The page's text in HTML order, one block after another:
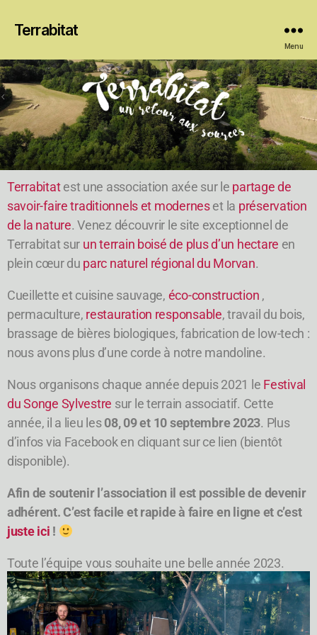
Terrabitat
Menu
Terrabitatest une association axée sur le partage de
savoir-faire traditionnels et moderneset la préservation
de la nature. Venez découvrir le site exceptionnel de
Terrabitat sur un terrain boisé de plus d’un hectare en
plein cœur du parc naturel régional du Morvan.
Cueillette et cuisine sauvage, éco-construction ,
permaculture, restauration responsable, travail du bois,
brassage de bières biologiques, fabrication de low-tech :
nous avons plus d’une corde à notre mandoline.
Nous organisons chaque année depuis 2021 le Festival
du Songe Sylvestre sur le terrain associatif. Cette
année, il a lieu les08, 09 et 10 septembre 2023. Plus
d’infos via Facebook en cliquant sur ce lien (bientôt
disponible).
Afin de soutenir l’association il est possible de devenir
adhérent. C’est facile et rapide à faire en ligne et c’est
juste ici !
Toute l’équipe vous souhaite une belle année 2023.